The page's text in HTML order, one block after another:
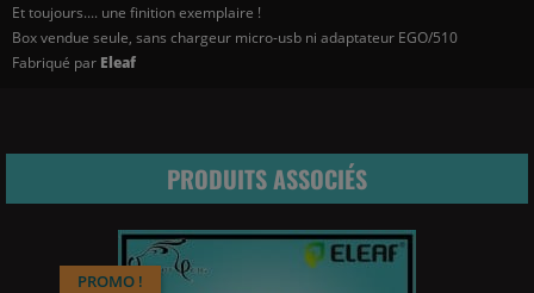
Et toujours.... une finition exemplaire !
Box vendue seule, sans chargeur micro-usb ni adaptateur EGO/510
Fabriqué par Eleaf
PRODUITS ASSOCIÉS
PROMO !